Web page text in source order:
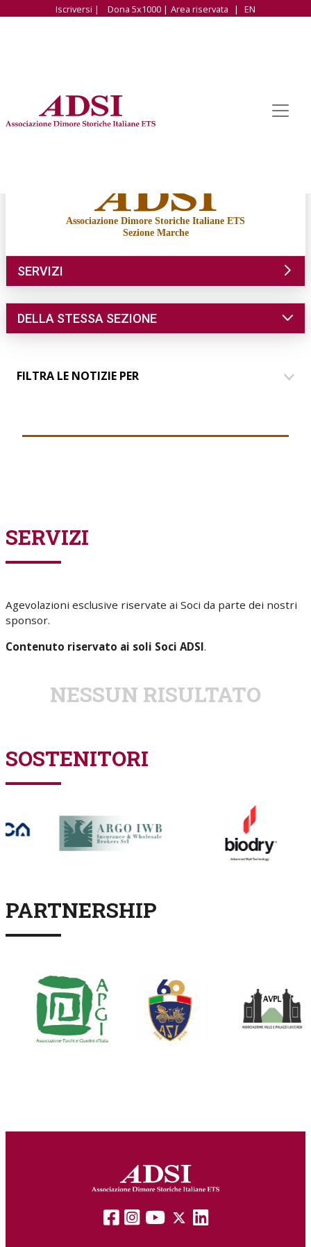
Iscriversi | Dona 5x1000 | Area riservata | EN
Associazione Dimore Storiche Italiane ETS
Sezione Marche
SERVIZI
DELLA STESSA SEZIONE
FILTRA LE NOTIZIE PER
SERVIZI
Agevolazioni esclusive riservate ai Soci da parte dei nostri
sponsor.
Contenuto riservato ai soli Soci ADSI.
NESSUN RISULTATO
SOSTENITORI
PARTNERSHIP